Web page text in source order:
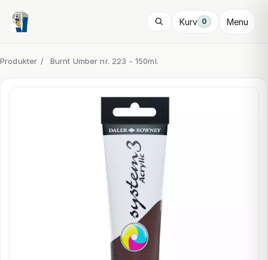
Kurv 0 Menu
Produkter / Burnt Umber nr. 223 - 150ml.